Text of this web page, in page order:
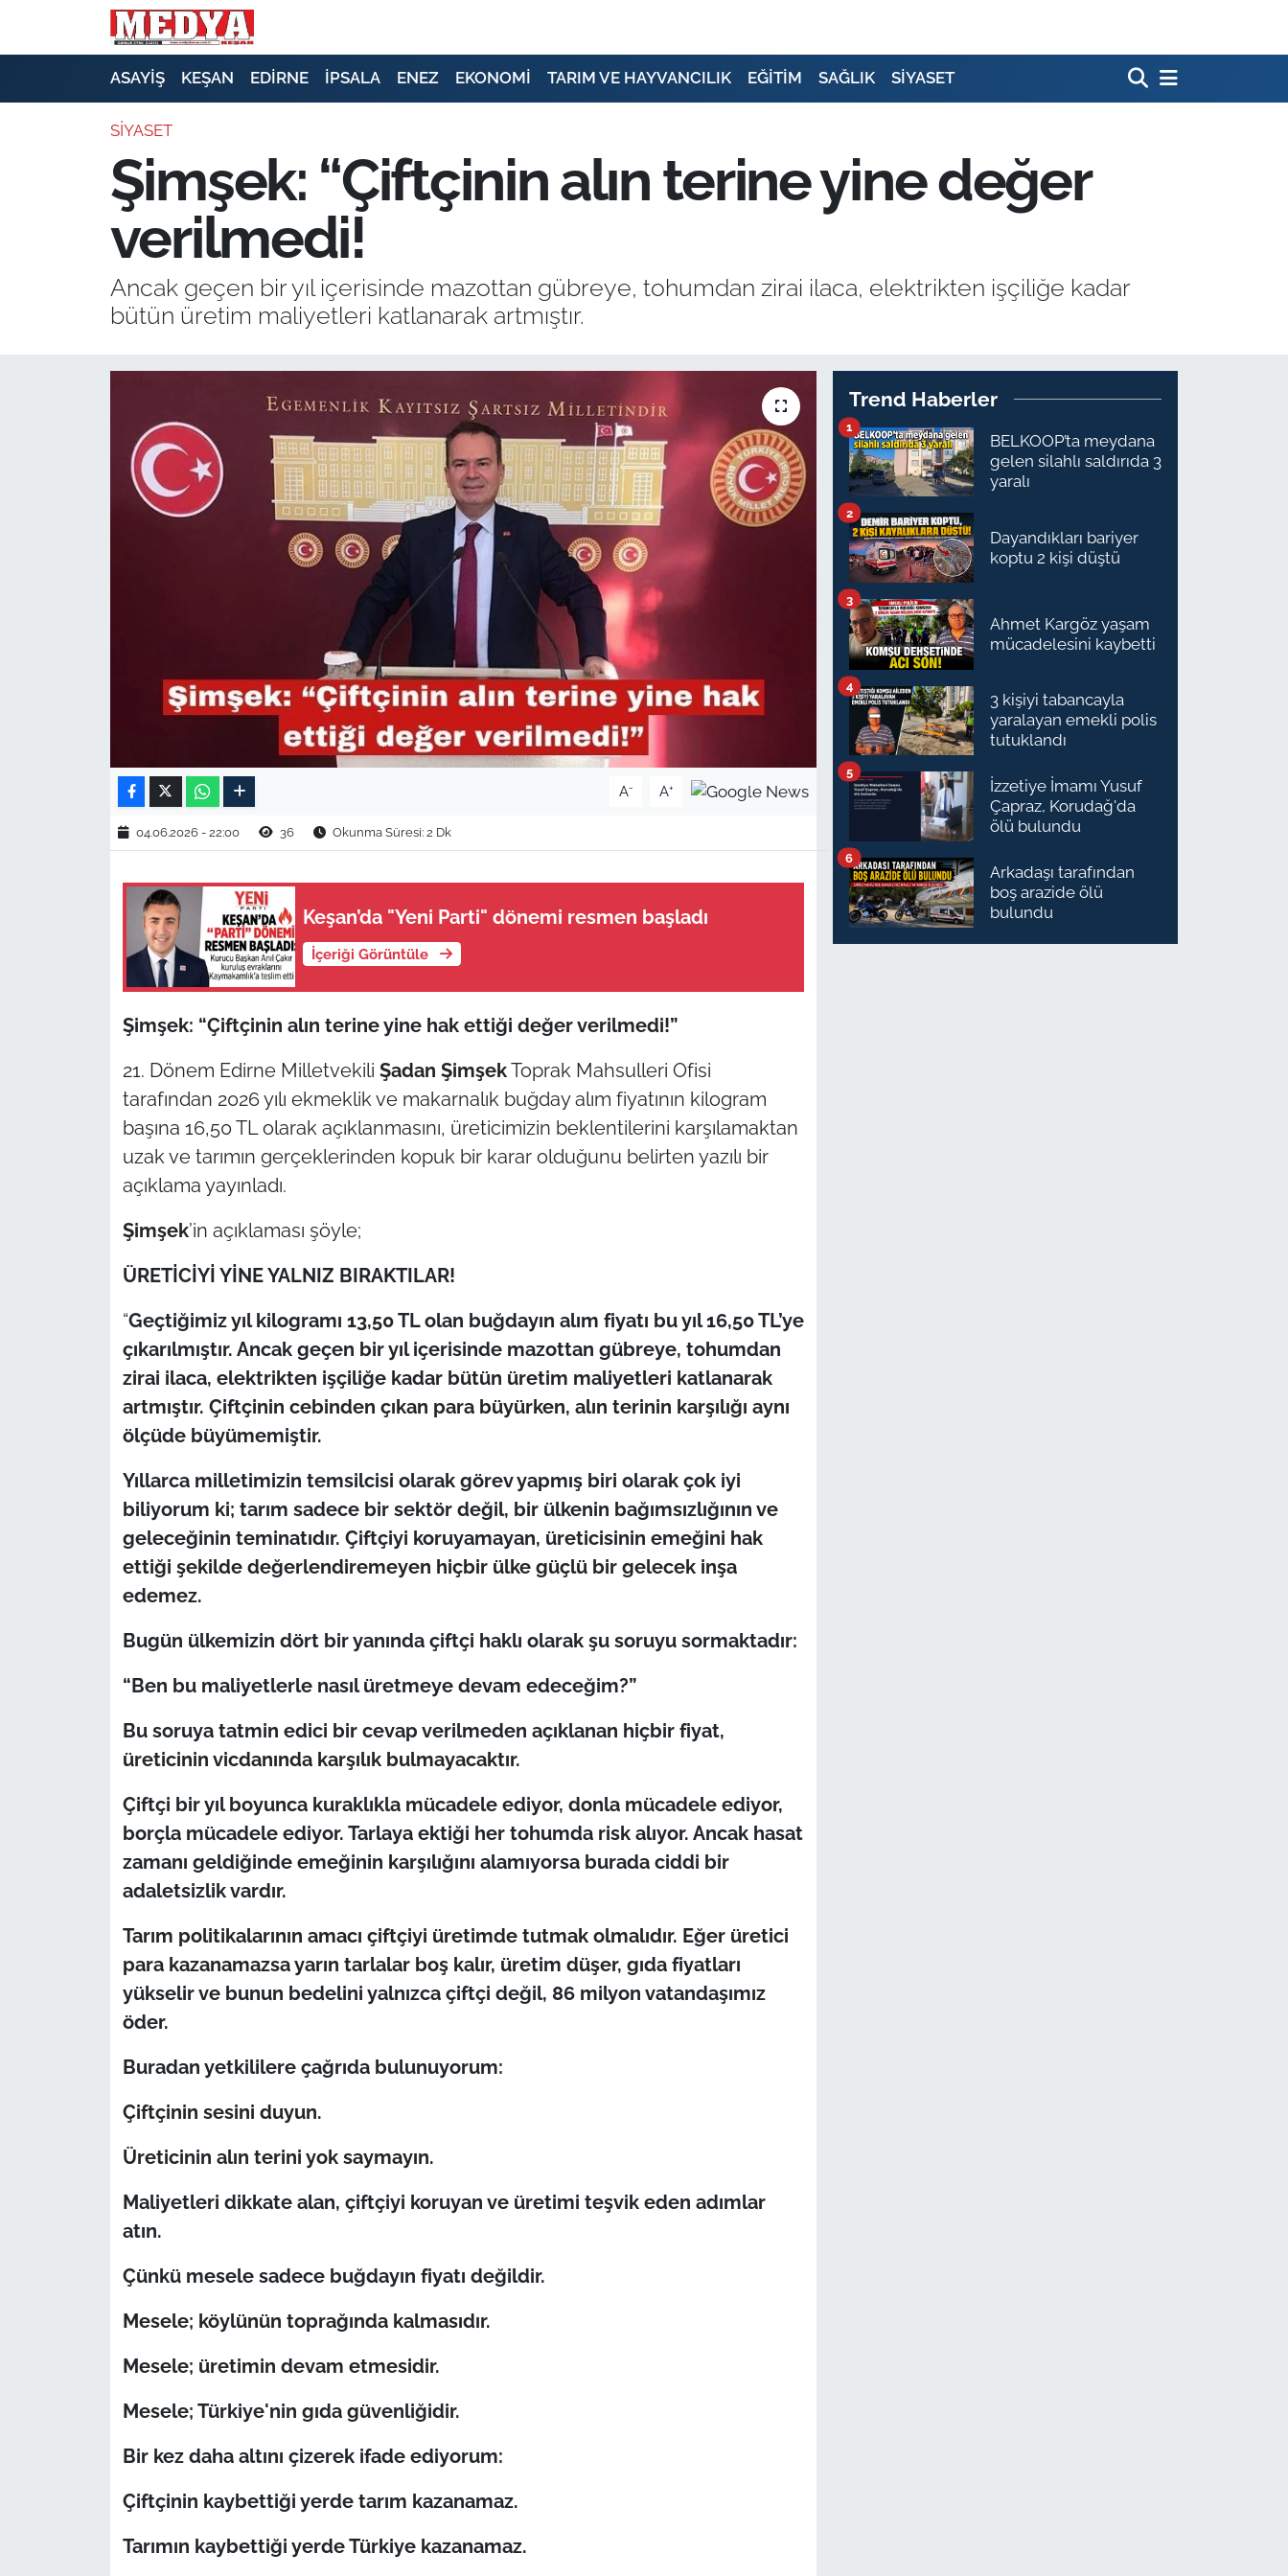
ASAYİŞ KEŞAN EDİRNE İPSALA ENEZ EKONOMİ TARIM VE HAYVANCILIK EĞİTİM SAĞLIK SİYASET
SİYASET
Şimşek: “Çiftçinin alın terine yine değer
verilmedi!
Ancak geçen bir yıl içerisinde mazottan gübreye, tohumdan zirai ilaca, elektrikten işçiliğe kadar
bütün üretim maliyetleri katlanarak artmıştır.
A- A+
04.06.2026 - 22:00 36 Okunma Süresi: 2 Dk
Keşan’da "Yeni Parti" dönemi resmen başladı
İçeriği Görüntüle
Şimşek: “Çiftçinin alın terine yine hak ettiği değer verilmedi!”
21. Dönem Edirne Milletvekili Şadan ŞimşekToprak Mahsulleri Ofisi
tarafından 2026 yılı ekmeklik ve makarnalık buğday alım fiyatının kilogram
başına 16,50 TL olarak açıklanmasını, üreticimizin beklentilerini karşılamaktan
uzak ve tarımın gerçeklerinden kopuk bir karar olduğunu belirten yazılı bir
açıklama yayınladı.
Şimşek’in açıklaması şöyle;
ÜRETİCİYİ YİNE YALNIZ BIRAKTILAR!
“Geçtiğimiz yıl kilogramı 13,50 TL olan buğdayın alım fiyatı bu yıl 16,50 TL’ye
çıkarılmıştır. Ancak geçen bir yıl içerisinde mazottan gübreye, tohumdan
zirai ilaca, elektrikten işçiliğe kadar bütün üretim maliyetleri katlanarak
artmıştır. Çiftçinin cebinden çıkan para büyürken, alın terinin karşılığı aynı
ölçüde büyümemiştir.
Yıllarca milletimizin temsilcisi olarak görev yapmış biri olarak çok iyi
biliyorum ki; tarım sadece bir sektör değil, bir ülkenin bağımsızlığının ve
geleceğinin teminatıdır. Çiftçiyi koruyamayan, üreticisinin emeğini hak
ettiği şekilde değerlendiremeyen hiçbir ülke güçlü bir gelecek inşa
edemez.
Bugün ülkemizin dört bir yanında çiftçi haklı olarak şu soruyu sormaktadır:
“Ben bu maliyetlerle nasıl üretmeye devam edeceğim?”
Bu soruya tatmin edici bir cevap verilmeden açıklanan hiçbir fiyat,
üreticinin vicdanında karşılık bulmayacaktır.
Çiftçi bir yıl boyunca kuraklıkla mücadele ediyor, donla mücadele ediyor,
borçla mücadele ediyor. Tarlaya ektiği her tohumda risk alıyor. Ancak hasat
zamanı geldiğinde emeğinin karşılığını alamıyorsa burada ciddi bir
adaletsizlik vardır.
Tarım politikalarının amacı çiftçiyi üretimde tutmak olmalıdır. Eğer üretici
para kazanamazsa yarın tarlalar boş kalır, üretim düşer, gıda fiyatları
yükselir ve bunun bedelini yalnızca çiftçi değil, 86 milyon vatandaşımız
öder.
Buradan yetkililere çağrıda bulunuyorum:
Çiftçinin sesini duyun.
Üreticinin alın terini yok saymayın.
Maliyetleri dikkate alan, çiftçiyi koruyan ve üretimi teşvik eden adımlar
atın.
Çünkü mesele sadece buğdayın fiyatı değildir.
Mesele; köylünün toprağında kalmasıdır.
Mesele; üretimin devam etmesidir.
Mesele; Türkiye'nin gıda güvenliğidir.
Bir kez daha altını çizerek ifade ediyorum:
Çiftçinin kaybettiği yerde tarım kazanamaz.
Tarımın kaybettiği yerde Türkiye kazanamaz.
Trend Haberler
BELKOOP’ta meydana
gelen silahlı saldırıda 3
yaralı
1
Dayandıkları bariyer
koptu 2 kişi düştü
2
Ahmet Kargöz yaşam
mücadelesini kaybetti
3
3 kişiyi tabancayla
yaralayan emekli polis
tutuklandı
4
İzzetiye İmamı Yusuf
Çapraz, Korudağ'da
ölü bulundu
5
Arkadaşı tarafından
boş arazide ölü
bulundu
6
E-GAZETE
EKONOMİ
SAĞLIK
TARIM VE HAYVANCILIK
KÜLTÜR SANAT
KIRKLARELİ
ÇANAKKALE
Flaş Haber
Dış Haberler
Bilim Teknoloji
Canlı Maç
Gündem-Eğitim